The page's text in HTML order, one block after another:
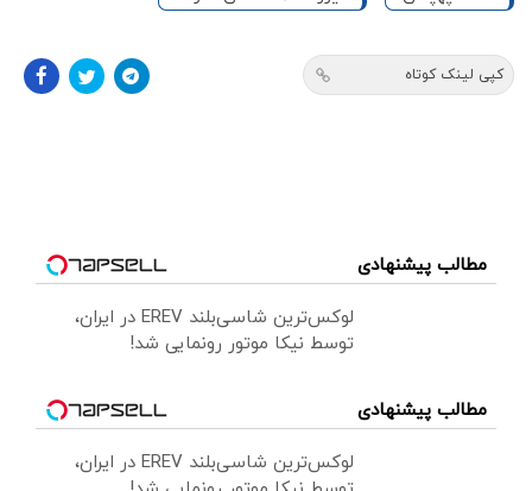
کپی لینک کوتاه
مطالب پیشنهادی
لوکس‌ترین شاسی‌بلند EREV در ایران،
توسط نیکا موتور رونمایی شد!
مطالب پیشنهادی
لوکس‌ترین شاسی‌بلند EREV در ایران،